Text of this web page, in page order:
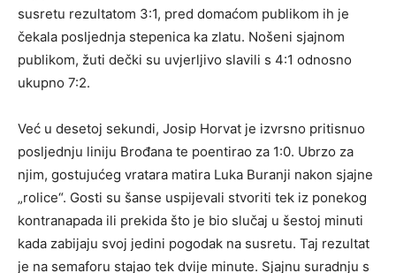
susretu rezultatom 3:1, pred domaćom publikom ih je
čekala posljednja stepenica ka zlatu. Nošeni sjajnom
publikom, žuti dečki su uvjerljivo slavili s 4:1 odnosno
ukupno 7:2.
Već u desetoj sekundi, Josip Horvat je izvrsno pritisnuo
posljednju liniju Brođana te poentirao za 1:0. Ubrzo za
njim, gostujućeg vratara matira Luka Buranji nakon sjajne
„rolice“. Gosti su šanse uspijevali stvoriti tek iz ponekog
kontranapada ili prekida što je bio slučaj u šestoj minuti
kada zabijaju svoj jedini pogodak na susretu. Taj rezultat
je na semaforu stajao tek dvije minute. Sjajnu suradnju s